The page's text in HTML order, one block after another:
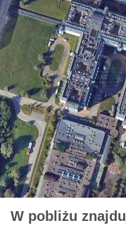
W pobliżu